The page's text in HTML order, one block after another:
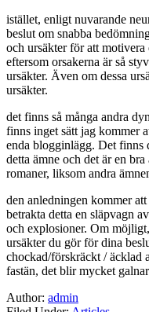
istället, enligt nuvarande
beslut om snabba
och ursäkter för att motivera
eftersom orsakerna är så
ursäkter. Även om dessa
ursäkter.
det finns så många andra
finns inget sätt jag kommer
enda blogginlägg. Det finns
detta ämne och det är en
romaner, liksom andra
den anledningen kommer
betrakta detta en släpvagn
och explosioner. Om
ursäkter du gör för dina
chockad/förskräckt / äcklad
fastän, det blir mycket
Author: admin